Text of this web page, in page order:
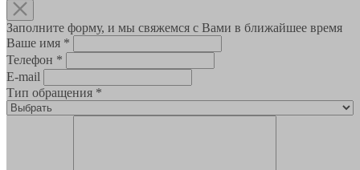
Заполните форму, и мы свяжемся с Вами в ближайшее время
Ваше имя *
Телефон *
E-mail
Тип обращения *